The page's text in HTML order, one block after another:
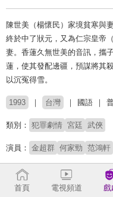
陳世美（楊懷民）家境貧寒與
終於中了狀元，又為仁宗皇帝
妻。香蓮久無世美的音訊，攜
蓮，使其發配邊疆，預謀將其
以沉冤得雪。
1993 台灣 國語
類別： 犯罪劇情 宮廷 武俠
演員： 金超群 何家勁 范鴻軒
導演： 陳烈
侯柏威 孫樹培 李 英
首頁 電視頻道 戲